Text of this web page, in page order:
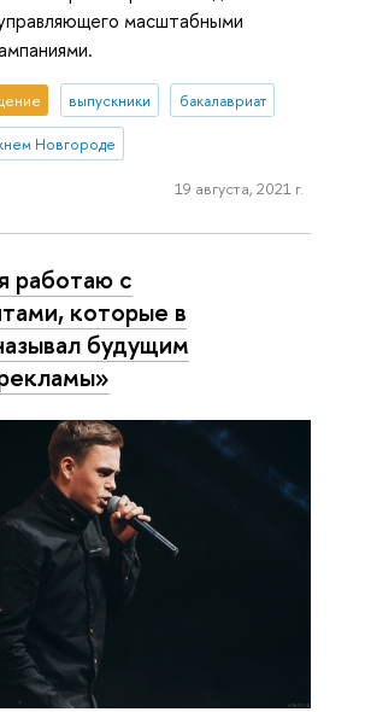
масштабными
выпускники бакалавриат
Новгороде
19 августа, 2021 г.
работаю с
которые в
будущим